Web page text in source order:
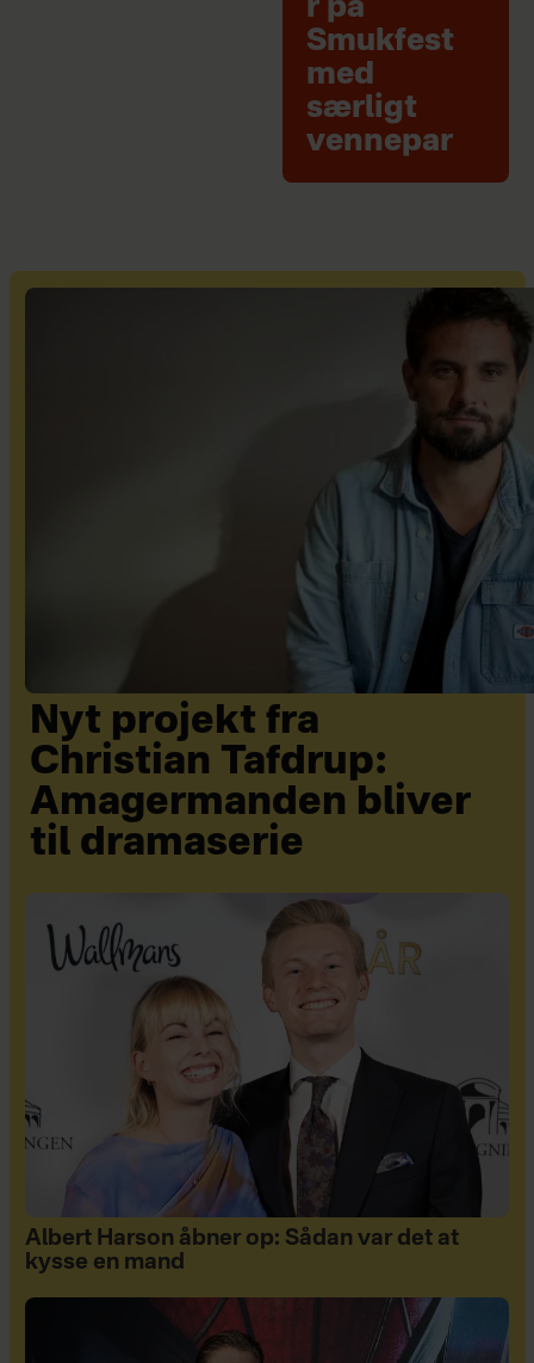
r på
Smukfest
med
særligt
vennepar
Nyt projekt fra
Christian Tafdrup:
Amagermanden bliver
til dramaserie
Albert Harson åbner op: Sådan var det at
kysse en mand